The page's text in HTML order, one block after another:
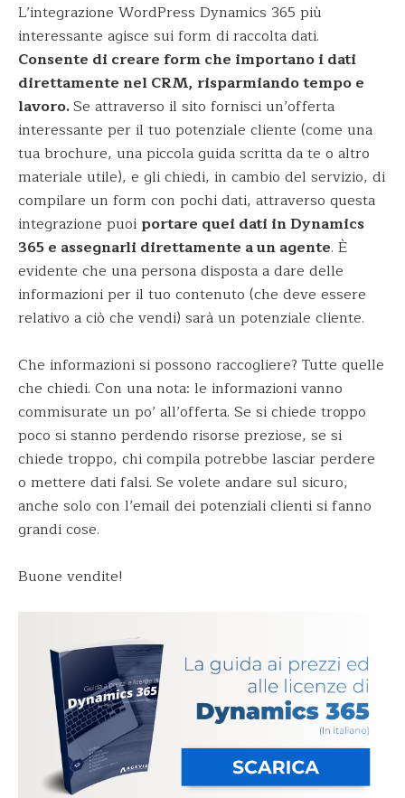
L’integrazione WordPress Dynamics 365 più
interessante agisce sui form di raccolta dati.
Consente di creare form che importano i dati
direttamente nel CRM, risparmiando tempo e
lavoro.Se attraverso il sito fornisci un’offerta
interessante per il tuo potenziale cliente (come una
tua brochure, una piccola guida scritta da te o altro
materiale utile), e gli chiedi, in cambio del servizio, di
compilare un form con pochi dati, attraverso questa
integrazione puoi portare quei dati in Dynamics
365 e assegnarli direttamente a un agente. È
evidente che una persona disposta a dare delle
informazioni per il tuo contenuto (che deve essere
relativo a ciò che vendi) sarà un potenziale cliente.
Che informazioni si possono raccogliere? Tutte quelle
che chiedi. Con una nota: le informazioni vanno
commisurate un po’ all’offerta. Se si chiede troppo
poco si stanno perdendo risorse preziose, se si
chiede troppo, chi compila potrebbe lasciar perdere
o mettere dati falsi. Se volete andare sul sicuro,
anche solo con l’email dei potenziali clienti si fanno
grandi cose.
Buone vendite!